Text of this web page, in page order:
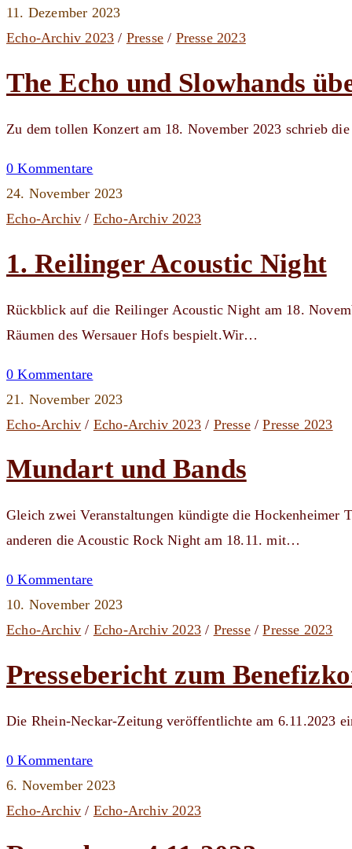
11. Dezember 2023
Echo-Archiv 2023 / Presse / Presse 2023
The Echo und Slowhands
Zu dem tollen Konzert am 18. November 2023 schrieb
0 Kommentare
24. November 2023
Echo-Archiv / Echo-Archiv 2023
1. Reilinger Acoustic Night
Rückblick auf die Reilinger Acoustic Night am 18.
Räumen des Wersauer Hofs bespielt.Wir…
0 Kommentare
21. November 2023
Echo-Archiv / Echo-Archiv 2023 / Presse/Presse 2023
Mundart und Bands
Gleich zwei Veranstaltungen kündigte die Hockenheimer
anderen die Acoustic Rock Night am 18.11. mit…
0 Kommentare
10. November 2023
Echo-Archiv / Echo-Archiv 2023 / Presse/Presse 2023
Pressebericht zum
Die Rhein-Neckar-Zeitung veröffentlichte am 6.11.2023
0 Kommentare
6. November 2023
Echo-Archiv / Echo-Archiv 2023